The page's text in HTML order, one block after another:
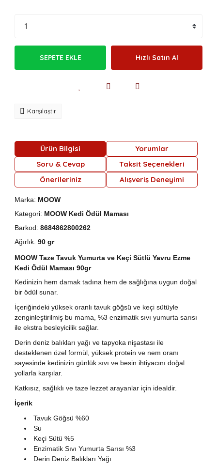
SEPETE EKLE Hızlı Satın Al
Karşılaştır
Ürün Bilgisi
Yorumlar
Soru & Cevap
Taksit Seçenekleri
Önerileriniz
Alışveriş Deneyimi
Marka: MOOW
Kategori: MOOW Kedi Ödül Maması
Barkod: 8684862800262
Ağırlık: 90 gr
MOOW Taze Tavuk Yumurta ve Keçi Sütlü Yavru Ezme
Kedi Ödül Maması 90gr
Kedinizin hem damak tadına hem de sağlığına uygun doğal
bir ödül sunar.
İçeriğindeki yüksek oranlı tavuk göğsü ve keçi sütüyle
zenginleştirilmiş bu mama, %3 enzimatik sıvı yumurta sarısı
ile ekstra besleyicilik sağlar.
Derin deniz balıkları yağı ve tapyoka nişastası ile
desteklenen özel formül, yüksek protein ve nem oranı
sayesinde kedinizin günlük sıvı ve besin ihtiyacını doğal
yollarla karşılar.
Katkısız, sağlıklı ve taze lezzet arayanlar için idealdir.
İçerik
Tavuk Göğsü %60
Su
Keçi Sütü %5
Enzimatik Sıvı Yumurta Sarısı %3
Derin Deniz Balıkları Yağı